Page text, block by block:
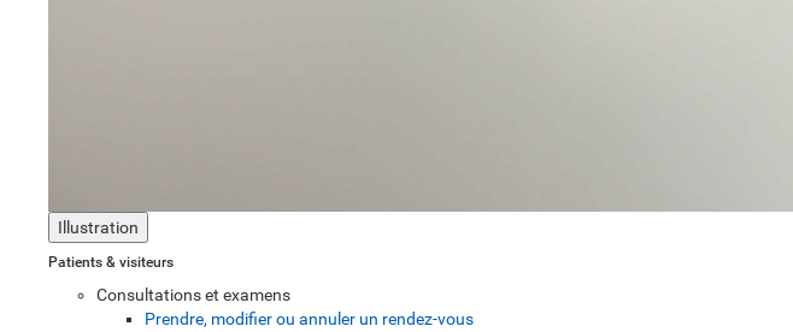
Illustration
Patients & visiteurs
Consultations et examens
Prendre, modifier ou annuler un rendez-vous